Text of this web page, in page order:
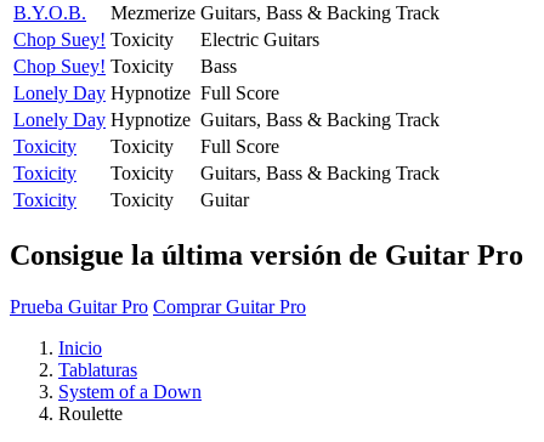
B.Y.O.B.
Mezmerize Guitars, Bass & Backing Track
Chop Suey! Toxicity
Electric Guitars
Chop Suey! Toxicity
Bass
Lonely Day Hypnotize Full Score
Lonely Day Hypnotize Guitars, Bass & Backing Track
Toxicity
Toxicity
Full Score
Toxicity
Toxicity
Guitars, Bass & Backing Track
Toxicity
Toxicity Guitar
Consigue la última versión de Guitar Pro
Prueba Guitar Pro Comprar Guitar Pro
Inicio
Tablaturas
System of a Down
Roulette